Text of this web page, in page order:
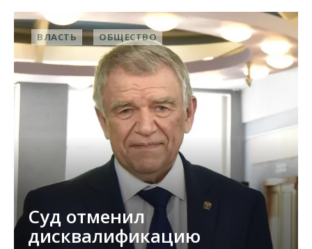
ВЛАСТЬ ОБЩЕСТВО
Суд отменил
дисквалификацию